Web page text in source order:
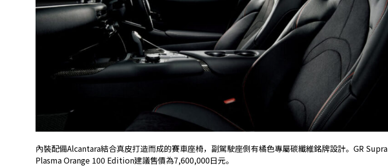
內裝配備Alcantara結合真皮打造而成的賽車座椅，副駕駛座側有橘色專屬碳纖維銘牌設計。GR Supra
Plasma Orange 100 Edition建議售價為7,600,000日元。